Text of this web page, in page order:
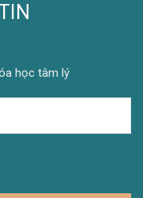
học tâm lý